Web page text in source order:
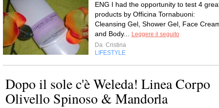
ENG I had the opportunity to test 4
products by Officina Tornabuoni:
Cleansing Gel, Shower Gel, Face
and Body...
Leggere il seguito
Da Cristina
LIFESTYLE
Dopo il sole c'è Weleda! Linea Corpo
Olivello Spinoso & Mandorla